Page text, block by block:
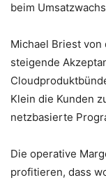
beim
Michael Briest
steigende
Klein die Kunden
netzbasierte
Die operative
profitieren, dass